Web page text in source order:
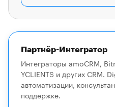
Партнёр-Интегратор
Интеграторы amoCRM,
YCLIENTS и других CRM.
автоматизации,
поддержке.